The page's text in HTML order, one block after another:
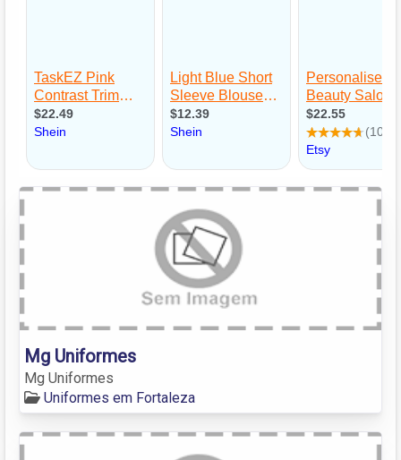
Mg Uniformes
Mg Uniformes
Uniformes em Fortaleza